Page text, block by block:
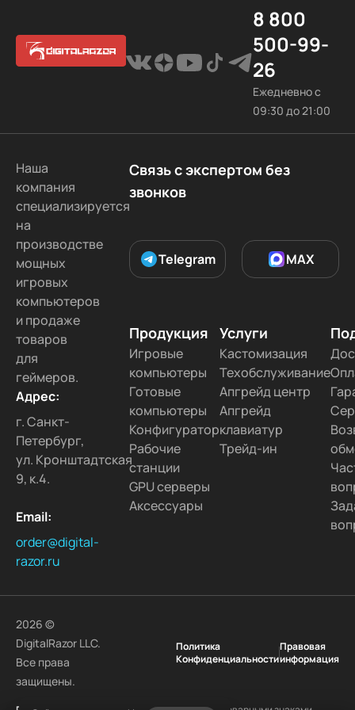
8 800
500-99-
26
Ежедневно с
09:30 до 21:00
Наша
компания
специализируется
на
производстве
мощных
игровых
компьютеров
и продаже
товаров
для
геймеров.
Адрес:
г. Санкт-
Петербург,
ул. Кронштадтская
9, к.4.
Email:
order@digital-
razor.ru
Связь с экспертом без
звонков
Telegram MAX
Продукция
Игровые
компьютеры
Готовые
компьютеры
Конфигуратор
Рабочие
станции
GPU серверы
Аксессуары
Услуги
Кастомизация
Техобслуживание
Апгрейд центр
Апгрейд
клавиатур
Трейд-ин
2026 ©
DigitalRazor LLC.
Все права
защищены.
Политика
Конфиденциальности
Правовая
информация